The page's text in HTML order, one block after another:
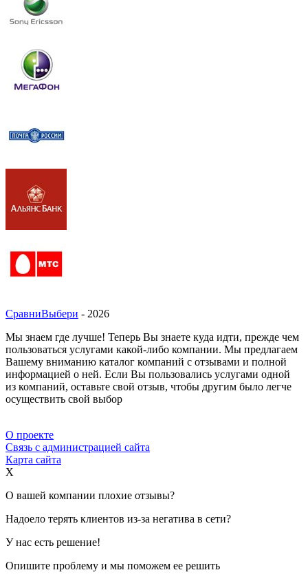
СравниВыбери - 2026
Мы знаем где лучше! Теперь Вы знаете куда идти, прежде чем
пользоваться услугами какой-либо компании. Мы предлагаем
Вашему вниманию каталог компаний с отзывами и полной
информацией о ней. Если Вы пользовались услугами одной
из компаний, оставьте свой отзыв, чтобы другим было легче
осуществить свой выбор
О проекте
Связь с администрацией сайта
Карта сайта
X
О вашей компании плохие отзывы?
Надоело терять клиентов из-за негатива в сети?
У нас есть решение!
Опишите проблему и мы поможем ее решить